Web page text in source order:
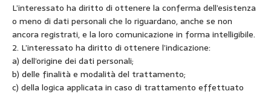
L’interessato ha diritto di ottenere la conferma dell’esistenza
o meno di dati personali che lo riguardano, anche se non
ancora registrati, e la loro comunicazione in forma intelligibile.
2. L’interessato ha diritto di ottenere l’indicazione:
a) dell’origine dei dati personali;
b) delle finalità e modalità del trattamento;
c) della logica applicata in caso di trattamento effettuato